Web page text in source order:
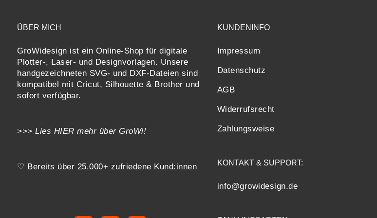
ÜBER MICH
GroWidesign ist ein Online-Shop für digitale
Plotter-, Laser- und Designvorlagen. Unsere
handgezeichneten SVG- und DXF-Dateien sind
kompatibel mit Cricut, Silhouette & Brother und
sofort verfügbar.
>>> Lies HIER mehr über GroWi!
♡ Bereits über 25.000+ zufriedene Kund:innen
KUNDENINFO
Impressum
Datenschutz
AGB
Widerrufsrecht
Zahlungsweise
KONTAKT & SUPPORT:
info@growidesign.de